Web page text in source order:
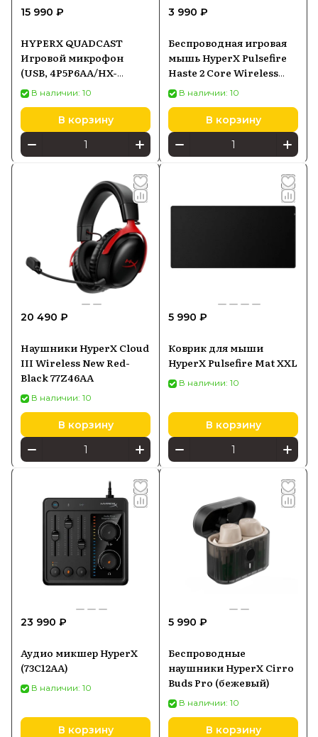
15 990 ₽
HYPERX QUADCAST
Игровой микрофон
(USB, 4P5P6AA/HX-
MICQC-BK)
В наличии: 10
В корзину
3 990 ₽
Беспроводная игровая
мышь HyperX Pulsefire
Haste 2 Core Wireless
Black (8R2E6AA)
В наличии: 10
В корзину
20 490 ₽
Наушники HyperX Cloud
III Wireless New Red-
Black 77Z46AA
В наличии: 10
В корзину
5 990 ₽
Коврик для мыши
HyperX Pulsefire Mat XXL
В наличии: 10
В корзину
23 990 ₽
Аудио микшер HyperX
(73C12AA)
В наличии: 10
В корзину
5 990 ₽
Беспроводные
наушники HyperX Cirro
Buds Pro (бежевый)
В наличии: 10
В корзину